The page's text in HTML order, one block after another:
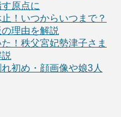
原点に
！いつからいつまで？
理由を解説
！秩父宮妃勢津子さま
初め・顔画像や娘3人